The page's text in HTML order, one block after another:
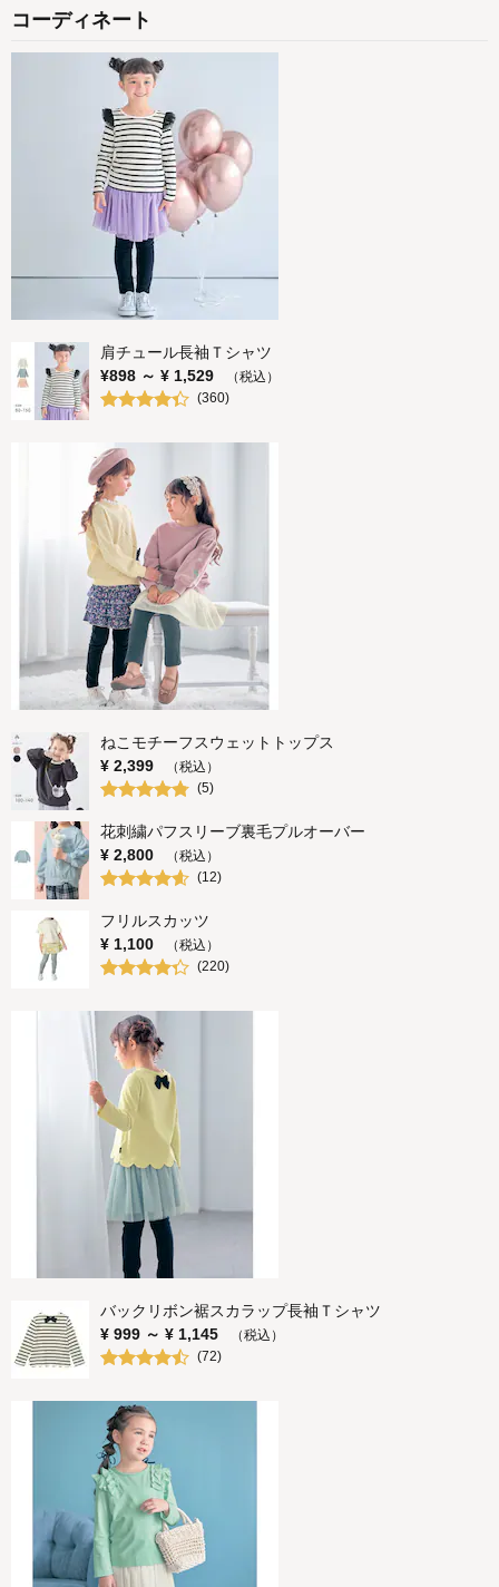
コーディネート
肩チュール長袖Ｔシャツ
¥898 ～ ¥ 1,529
（税込）
(360)
ねこモチーフスウェットトップス
¥ 2,399
（税込）
(5)
花刺繍パフスリーブ裏毛プルオーバー
¥ 2,800
（税込）
(12)
フリルスカッツ
¥ 1,100
（税込）
(220)
バックリボン裾スカラップ長袖Ｔシャツ
¥ 999 ～ ¥ 1,145
（税込）
(72)